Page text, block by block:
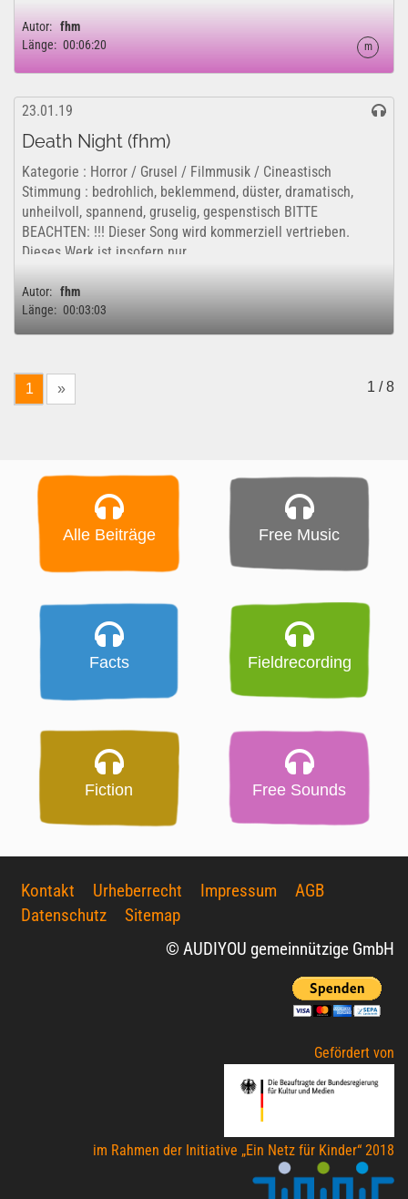
Autor: fhm
Länge: 00:06:20 m
23.01.19
Death Night (fhm)
Kategorie : Horror / Grusel / Filmmusik / Cineastisch
Stimmung : bedrohlich, beklemmend, düster, dramatisch,
unheilvoll, spannend, gruselig, gespenstisch BITTE
BEACHTEN: !!! Dieser Song wird kommerziell vertrieben.
Dieses Werk ist insofern nur...
Autor: fhm
Länge: 00:03:03
1 » 1 / 8
Alle Beiträge Free Music
Facts Fieldrecording
Fiction Free Sounds
Kontakt Urheberrecht Impressum
AGB
Datenschutz
Sitemap
© AUDIYOU gemeinnützige GmbH
Gefördert von
im Rahmen der Initiative „Ein Netz für Kinder“ 2018